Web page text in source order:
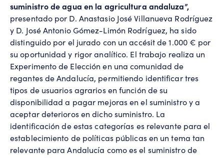
suministro de agua en la agricultura andaluza”,
presentado por D. Anastasio José Villanueva Rodríguez
y D. José Antonio Gómez-Limón Rodríguez, ha sido
distinguido por el jurado con un accésit de 1.000 € por
su oportunidad y rigor analítico. El trabajo realiza un
Experimento de Elección en una comunidad de
regantes de Andalucía, permitiendo identificar tres
tipos de usuarios agrarios en función de su
disponibilidad a pagar mejoras en el suministro y a
aceptar deterioros en dicho suministro. La
identificación de estas categorías es relevante para el
establecimiento de políticas públicas en un tema tan
relevante para Andalucía como es el suministro de